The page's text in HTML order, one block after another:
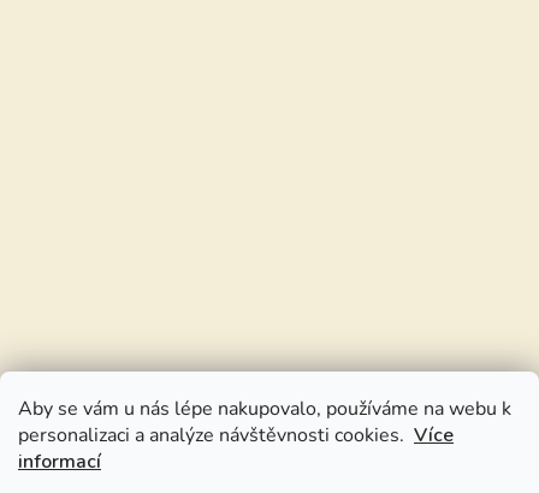
Aby se vám u nás lépe nakupovalo, používáme na webu k
personalizaci a analýze návštěvnosti cookies. Více
informací